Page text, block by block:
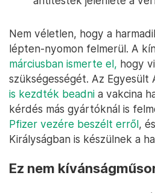
Nem véletlen, hogy a
lépten-nyomon felmerül. A
márciusban ismerte el, hogy
szükségességét. Az Egyesült
is kezdték beadni a vakcina
kérdés más gyártóknál is
Pfizer vezére beszélt erről,
Királyságban is készülnek a
Ez nem